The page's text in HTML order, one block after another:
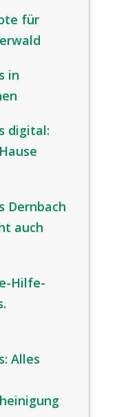
für
in
digital:
Dernbach
auch
Hilfe-
Alles